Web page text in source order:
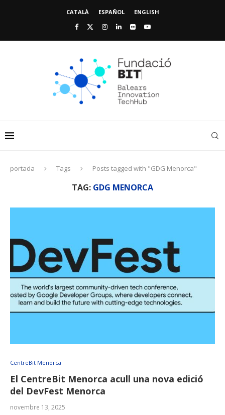
CATALÀ ESPAÑOL ENGLISH
portada Tags Posts tagged with "GDG Menorca"
TAG: GDG MENORCA
CentreBit Menorca
El CentreBit Menorca acull una nova edició
del DevFest Menorca
novembre 13, 2025